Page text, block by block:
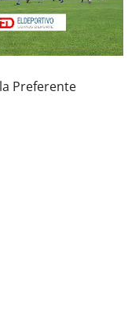
Preferente